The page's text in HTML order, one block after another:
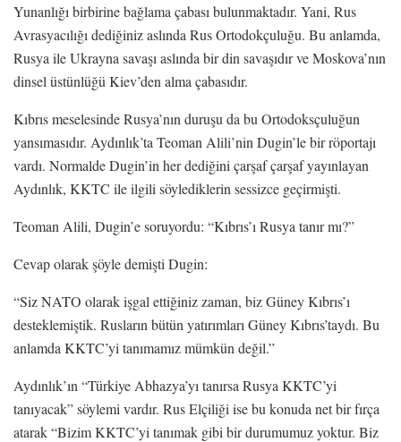
Yunanlığı birbirine bağlama çabası bulunmaktadır. Yani, Rus
Avrasyacılığı dediğiniz aslında Rus Ortodokçuluğu. Bu anlamda,
Rusya ile Ukrayna savaşı aslında bir din savaşıdır ve Moskova’nın
dinsel üstünlüğü Kiev’den alma çabasıdır.
Kıbrıs meselesinde Rusya’nın duruşu da bu Ortodoksçuluğun
yansımasıdır. Aydınlık’ta Teoman Alili’nin Dugin’le bir röportajı
vardı. Normalde Dugin’in her dediğini çarşaf çarşaf yayınlayan
Aydınlık, KKTC ile ilgili söylediklerin sessizce geçirmişti.
Teoman Alili, Dugin’e soruyordu: “Kıbrıs’ı Rusya tanır mı?”
Cevap olarak şöyle demişti Dugin:
“Siz NATO olarak işgal ettiğiniz zaman, biz Güney Kıbrıs’ı
desteklemiştik. Rusların bütün yatırımları Güney Kıbrıs’taydı. Bu
anlamda KKTC’yi tanımamız mümkün değil.”
Aydınlık’ın “Türkiye Abhazya’yı tanırsa Rusya KKTC’yi
tanıyacak” söylemi vardır. Rus Elçiliği ise bu konuda net bir fırça
atarak “Bizim KKTC’yi tanımak gibi bir durumumuz yoktur. Biz